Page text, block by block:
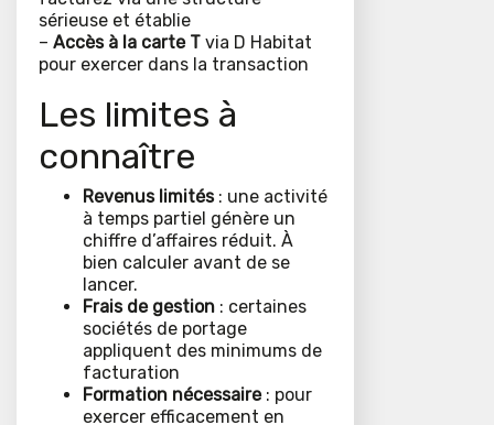
sérieuse et établie
– Accès à la carte T via D Habitat
pour exercer dans la transaction
Les limites à
connaître
Revenus limités: une activité
à temps partiel génère un
chiffre d’affaires réduit. À
bien calculer avant de se
lancer.
Frais de gestion : certaines
sociétés de portage
appliquent des minimums de
facturation
Formation nécessaire: pour
exercer efficacement en